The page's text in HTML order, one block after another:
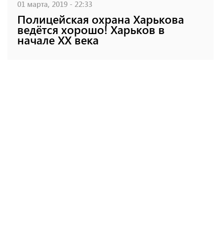
01 марта, 2019 - 22:33
Полицейская охрана Харькова
ведётся хорошо! Харьков в
начале XX века